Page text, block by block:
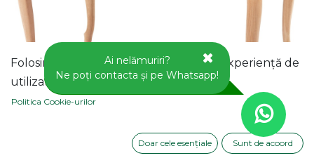
Folosim cookie-uri pentru a vă oferi o experiență de
utilizator mai bună pe acest site web.
Politica Cookie-urilor
Doar cele esențiale Sunt de acoord
Ai nelămuriri?
Ne poți contacta și pe Whatsapp!